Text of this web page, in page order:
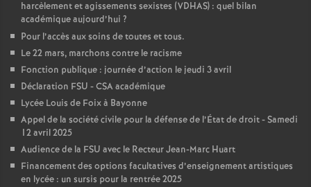
harcèlement et agissements sexistes (VDHAS) : quel bilan
académique aujourd’hui ?
Pour l’accès aux soins de toutes et tous.
Le 22 mars, marchons contre le racisme
Fonction publique : journée d’action le jeudi 3 avril
Déclaration FSU - CSA académique
Lycée Louis de Foix à Bayonne
Appel de la société civile pour la défense de l’État de droit - Samedi
12 avril 2025
Audience de la FSU avec le Recteur Jean-Marc Huart
Financement des options facultatives d’enseignement artistiques
en lycée : un sursis pour la rentrée 2025